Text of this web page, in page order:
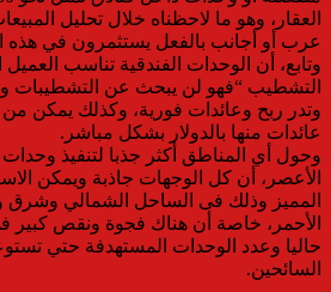
العقار، وهو ما لاحظناه خلال تحليل
عرب أو أجانب بالفعل يستثمرون في هذه
وتابع، أن الوحدات الفندقية تناسب العميل
التشطيب “فهو لن يبحث عن التشطيبات
وتدر ربح وعائدات فورية، وكذلك يمكن
عائدات منها بالدولار بشكل مباشر.
وحول أي المناطق أكثر جذبا لتنفيذ
الأعصر، أن كل الوجهات جاذبة ويمكن
المميز وذلك فى الساحل الشمالي وشرق
الأحمر، خاصة أن هناك فجوة ونقص كبير
حاليا وعدد الوحدات المستهدفة حتي
السائحين.